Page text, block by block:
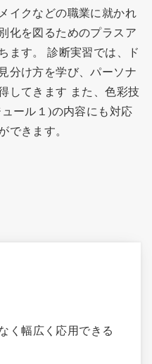
イクなどの職業に就かれ
化を図るためのプラスア
ます。 診断実習では、ド
分け方を学び、パーソナ
してきます また、色彩技
ール１)の内容にも対応
できます。
く幅広く応用できる